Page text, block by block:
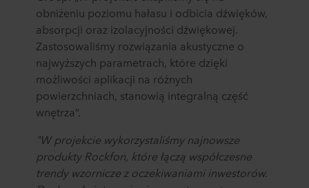
obniżeniu poziomu hałasu i odbicia dźwięków,
absorpcji oraz izolacyjności dźwiękowej.
Zastosowaliśmy rozwiązania akustyczne o
najwyższych parametrach, które dzięki
możliwości aplikacji na różnych
powierzchniach, stanowią integralną część
wnętrza”.
"W projekcie wykorzystaliśmy najnowsze
produkty Rockfon, które łączą współczesne
trendy wzornicze z oczekiwaniami inwestorów.